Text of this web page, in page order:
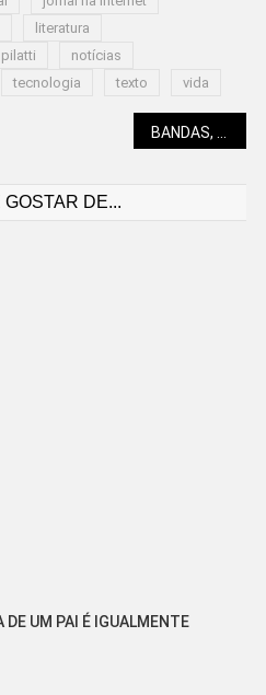
literatura
notícias
tecnologia texto vida
DE...
DE UM PAI É IGUALMENTE